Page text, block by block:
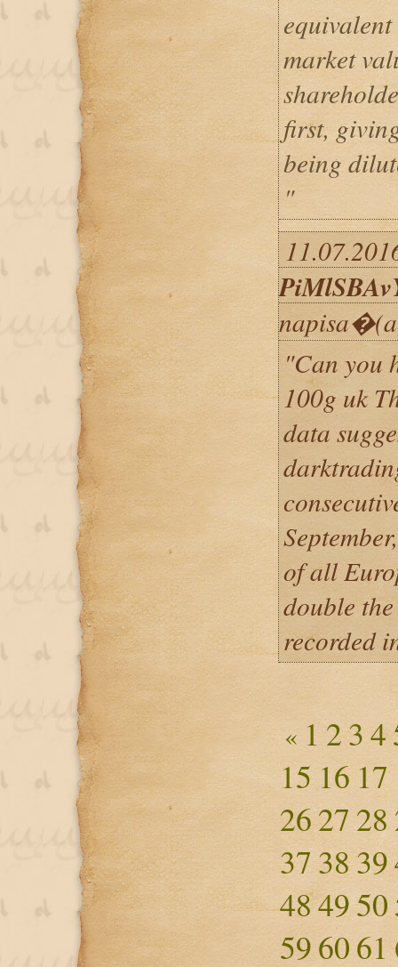
market
first,
being
"
"Can you
100g uk
data
of all
double
recorded
« 1 234
15 16 17
2627 28
37 3839
484950
596061